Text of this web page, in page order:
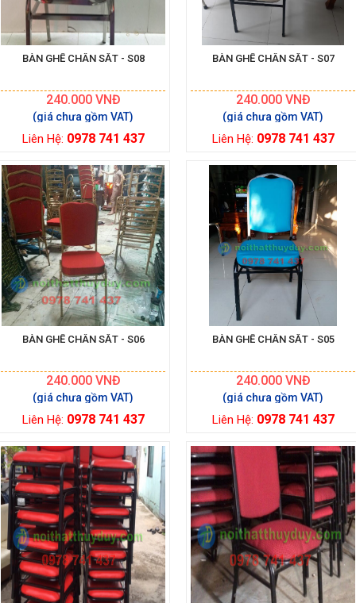
BÀN GHẾ CHÂN SẮT - S08
240.000VNĐ
Liên Hệ: 0978 741 437
BÀN GHẾ CHÂN SẮT - S07
240.000VNĐ
Liên Hệ: 0978 741 437
BÀN GHẾ CHÂN SẮT - S06
240.000VNĐ
Liên Hệ: 0978 741 437
BÀN GHẾ CHÂN SẮT - S05
240.000VNĐ
Liên Hệ: 0978 741 437